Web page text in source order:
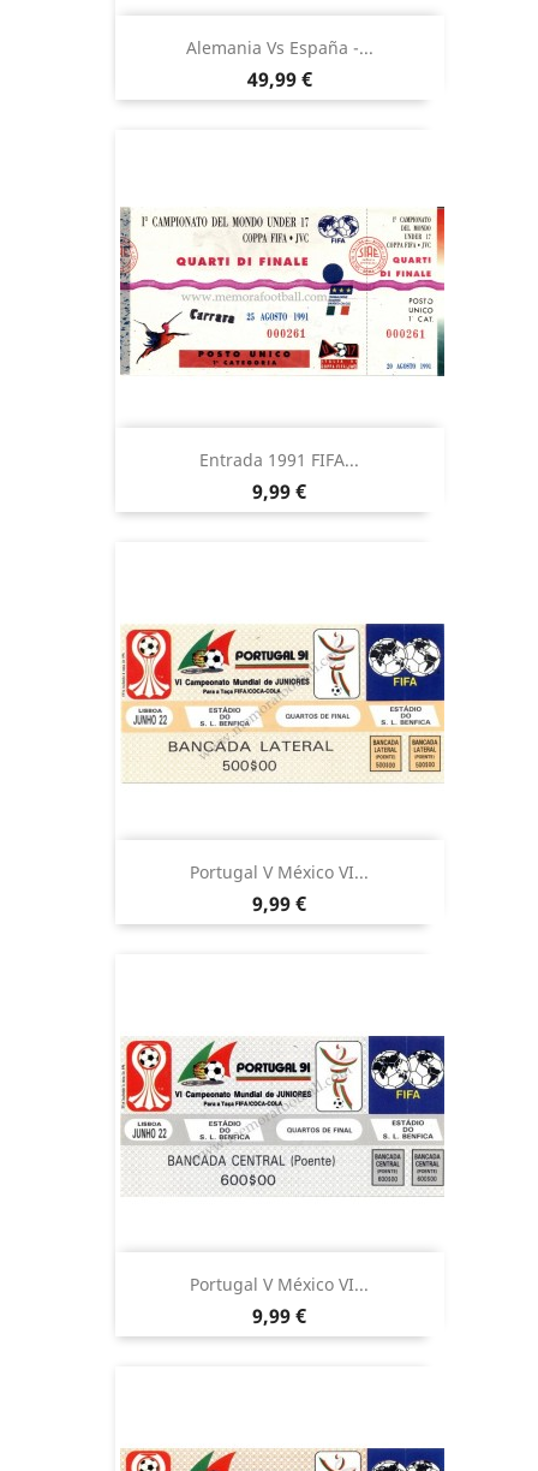
Alemania Vs España -...
Precio
49,99 €
Entrada 1991 FIFA...
Precio
9,99 €
Portugal V México VI...
Precio
9,99 €
Portugal V México VI...
Precio
9,99 €